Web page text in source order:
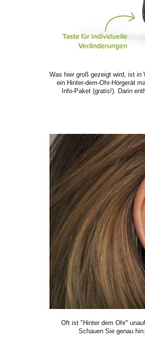
Was hier groß gezeigt wird, ist in
ein Hinter-dem-Ohr-Hörgerät
Info-Paket (gratis!). Darin
Oft ist "Hinter dem Ohr"
Schauen Sie genau